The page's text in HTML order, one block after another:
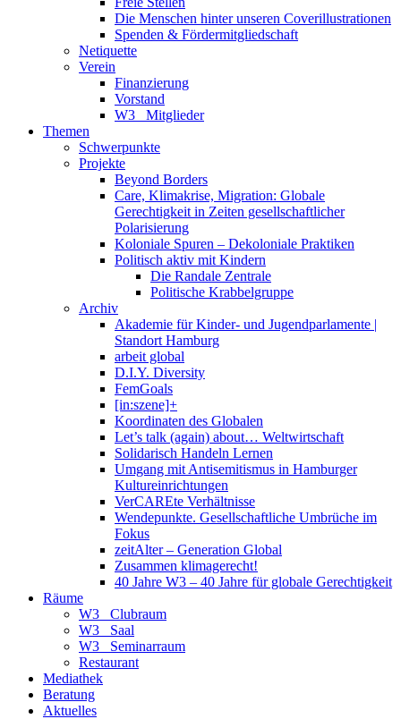
Die Menschen hinter unseren Coverillustrationen
Spenden & Fördermitgliedschaft
Netiquette
Verein
Finanzierung
Vorstand
W3_ Mitglieder
Themen
Schwerpunkte
Projekte
Beyond Borders
Care, Klimakrise, Migration: Globale
Gerechtigkeit in Zeiten gesellschaftlicher
Polarisierung
Koloniale Spuren – Dekoloniale Praktiken
Politisch aktiv mit Kindern
Die Randale Zentrale
Politische Krabbelgruppe
Archiv
Akademie für Kinder- und Jugendparlamente |
Standort Hamburg
arbeit global
D.I.Y. Diversity
FemGoals
[in:szene]+
Koordinaten des Globalen
Let’s talk (again) about… Weltwirtschaft
Solidarisch Handeln Lernen
Umgang mit Antisemitismus in Hamburger
Kultureinrichtungen
VerCAREte Verhältnisse
Wendepunkte. Gesellschaftliche Umbrüche im
Fokus
zeitAlter – Generation Global
Zusammen klimagerecht!
40 Jahre W3 – 40 Jahre für globale Gerechtigkeit
Räume
W3_ Clubraum
W3_ Saal
W3_ Seminarraum
Restaurant
Mediathek
Beratung
Aktuelles